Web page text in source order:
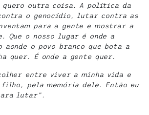
quero outra coisa. A política da
o genocídio, lutar contra as
para a gente e mostrar a
Que o nosso lugar é onde a
aonde o povo branco que bota a
quer. É onde a gente quer.
entre viver a minha vida e
pela memória dele. Então eu
lutar”.